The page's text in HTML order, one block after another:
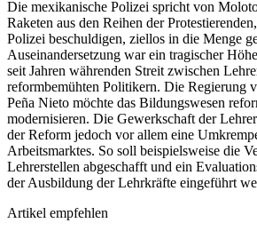
Die mexikanische Polizei spricht von
Raketen aus den Reihen der
Polizei beschuldigen, ziellos in die Menge
Auseinandersetzung war ein tragischer
seit Jahren währenden Streit zwischen
reformbemühten Politikern. Die Regierung
Peña Nieto möchte das Bildungswesen
modernisieren. Die Gewerkschaft der
der Reform jedoch vor allem eine
Arbeitsmarktes. So soll beispielsweise die
Lehrerstellen abgeschafft und ein
der Ausbildung der Lehrkräfte eingeführt
Artikel empfehlen